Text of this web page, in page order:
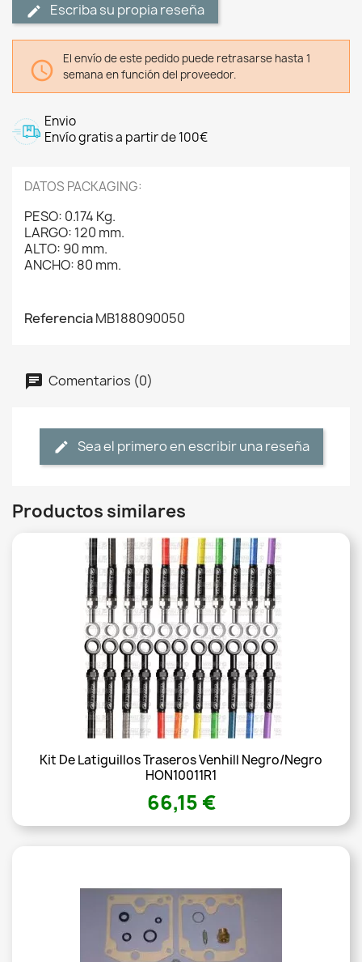
Escriba su propia reseña

El envío de este pedido puede retrasarse hasta 1
semana en función del proveedor.
Envio
Envío gratis a partir de 100€
DATOS PACKAGING:
PESO: 0.174 Kg.
LARGO: 120 mm.
ALTO: 90 mm.
ANCHO: 80 mm.
ReferenciaMB188090050
Comentarios (0)
Sea el primero en escribir una reseña
Productos similares
Kit De Latiguillos Traseros Venhill Negro/Negro
HON10011R1
66,15 €